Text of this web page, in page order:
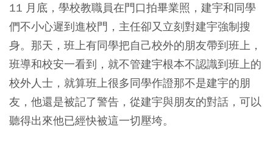
11 月底，學校教職員在門口拍畢業照，建宇和同學
們不小心遲到進校門，主任卻又立刻對建宇強制搜
身。那天，班上有同學把自己校外的朋友帶到班上，
班導和校安一看到，就不管建宇根本不認識到班上的
校外人士，就算班上很多同學作證那不是建宇的朋
友，他還是被記了警告，從建宇與朋友的對話，可以
聽得出來他已經快被這一切壓垮。